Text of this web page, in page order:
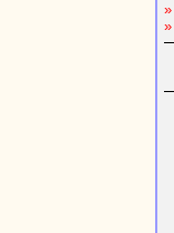
»
»